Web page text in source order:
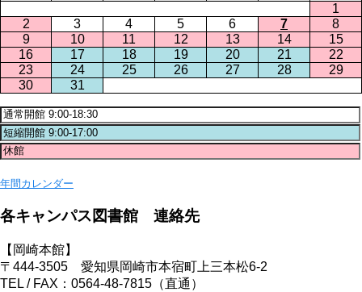
1
2
3 4 5 6 7
8
9
10 11 12 13 14
15
16
17 18 19 20 21
22
23
24 25 26 27 28
29
30
31
年間カレンダー
各キャンパス図書館 連絡先
【岡崎本館】
〒444-3505 愛知県岡崎市本宿町上三本松6-2
TEL / FAX：0564-48-7815（直通）